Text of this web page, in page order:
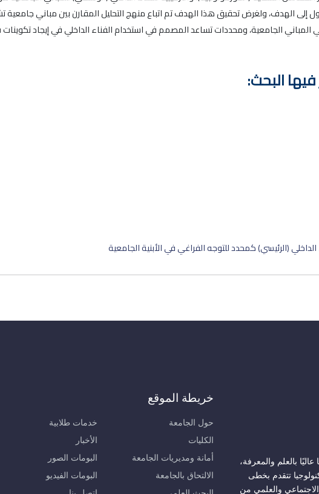
الهدف، ولغرض تحقيق هذا الهدف تم اتباع منهج التحليل المقارن بين مباني
المباني الجامعية، ومحددات تساعد المصمم في استخدام الفناء الداخلي في إيجاد
البحث:
(الرئيسي) كمحدد للتوجه الفراغي في الأبنية الجامعية
بالعلم والمعرفة،
تتقدم بخطى
والعلمي من
خريطة الموقع
حول الجامعة
الكليات
أمانة ومديريات الجامعة
الالتحاق بالجامعة
خدمات طلابية
الأخبار
البومات الصور
البومات الفيديو